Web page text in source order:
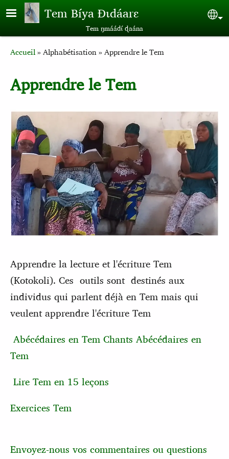
Aller au contenu principal
Tem Bíya Ɖɩdáarɛ
Tem ŋmáádɩ́ ɖaána
Breadcrumb
Accueil Alphabétisation Apprendre le Tem
Apprendre le Tem
Apprendre la lecture et l'écriture Tem
(Kotokoli). Ces outils sont destinés aux
individus qui parlent déjà en Tem mais qui
veulent apprendre l'écriture Tem
Abécédaires en TemChants Abécédaires en
Tem
Lire Tem en 15 leçons
Exercices Tem
Envoyez-nous vos commentaires ou questions